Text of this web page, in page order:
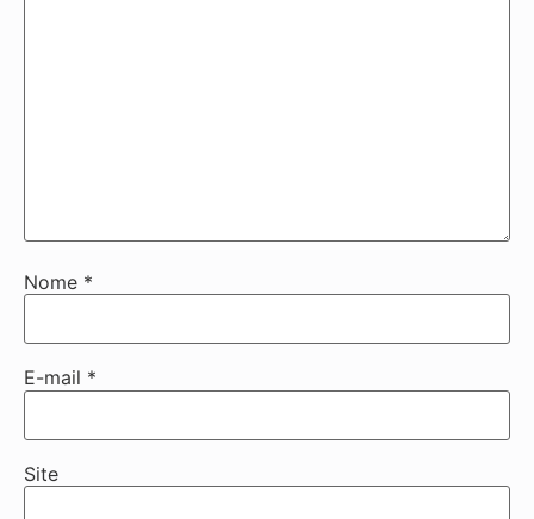
Nome *
E-mail *
Site